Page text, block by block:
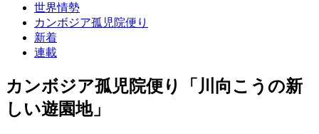
世界情勢
カンボジア孤児院便り
新着
連載
カンボジア孤児院便り「川向こうの新
しい遊園地」